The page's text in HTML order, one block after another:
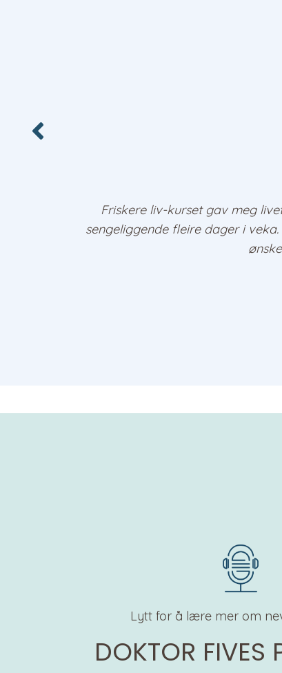
Friskere liv-kurset gav meg
sengeliggende fleire dager i
Lytt for å lære mer om
DOKTOR FIVES